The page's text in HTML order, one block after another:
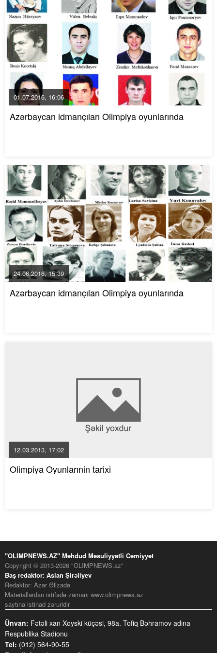
01.07.2016, 16:06
Azərbaycan idmançıları Olimpiya oyunlarında
24.06.2016, 15:39
Azərbaycan idmançıları Olimpiya oyunlarında
12.03.2013, 17:02
Olimpiya Oyunlarınin tarixi
"OLIMPNEWS.AZ" Məhdud Məsuliyyətli Cəmiyyət
Copyright © 2013-2026 "OLIMPNEWS.az"
Baş redaktor: Aslan Şirəliyev
Redaktor: Azər Əlizadə
Materiallardan istifadə zamanı www.olimpnews.az
saytına istinad zəruridir
Ünvan: Fətəli xan Xoyski küçəsi, 98a. Tofiq Bəhramov adına
Respublika Stadionu
Tel: (012) 564-90-55